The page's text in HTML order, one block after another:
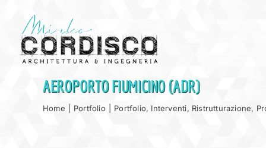
contenuto
AEROPORTO FIUMICINO (ADR)
Home Portfolio Portfolio, Interventi, Ristrutturazione,